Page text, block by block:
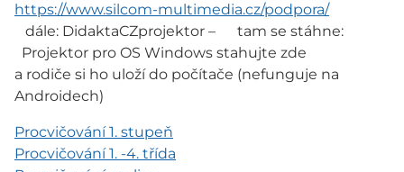
https://www.silcom-multimedia.cz/podpora/
dále: DidaktaCZprojektor – tam se stáhne:
Projektor pro OS Windows stahujte zde
a rodiče si ho uloží do počítače (nefunguje na
Androidech)
Procvičování 1. stupeň
Procvičování 1. -4. třída